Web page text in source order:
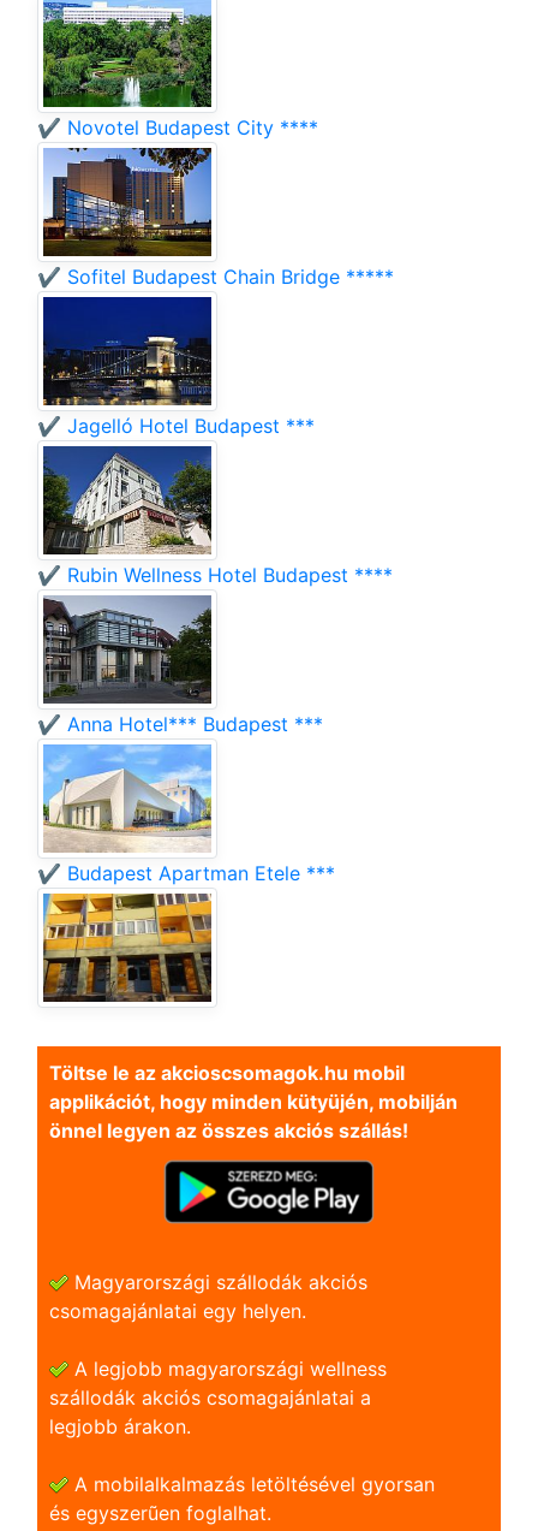
✔️ Novotel Budapest City ****
✔️ Sofitel Budapest Chain Bridge *****
✔️ Jagelló Hotel Budapest ***
✔️ Rubin Wellness Hotel Budapest ****
✔️ Anna Hotel*** Budapest ***
✔️ Budapest Apartman Etele ***
Töltse le az akcioscsomagok.hu mobil
applikációt, hogy minden kütyüjén, mobilján
önnel legyen az összes akciós szállás!
Magyarországi szállodák akciós
csomagajánlatai egy helyen.
A legjobb magyarországi wellness
szállodák akciós csomagajánlatai a
legjobb árakon.
A mobilalkalmazás letöltésével gyorsan
és egyszerũen foglalhat.